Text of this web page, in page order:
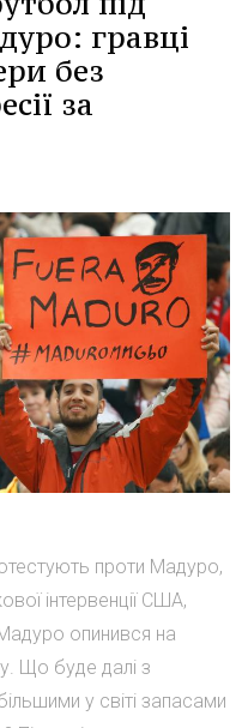
гравці
без
за
проти Мадуро,
інтервенції США,
опинився на
Що буде далі з
у світі запасами